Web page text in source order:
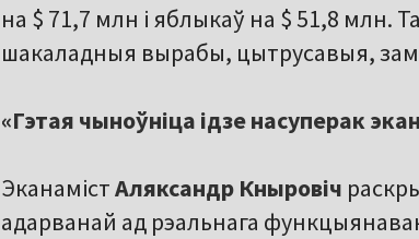
на $ 71,7 млн і яблыкаў на $ 51,8 млн.
шакаладныя вырабы, цытрусавыя,
«Гэтая чыноўніца ідзе насуперак
ЭканамістАляксандр Кныровіч
адарванай ад рэальнага